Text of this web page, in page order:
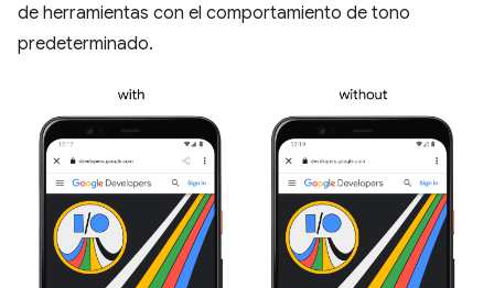
de herramientas con el comportamiento de tono
predeterminado.